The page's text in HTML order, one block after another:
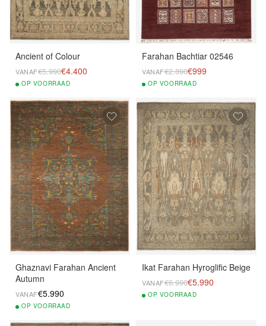
Ancient of Colour
VANAF€5.990€4.400
OP VOORRAAD
Farahan Bachtiar 02546
VANAF€2.890€999
OP VOORRAAD
Ghaznavi Farahan Ancient
Autumn
VANAF€5.990
OP VOORRAAD
Ikat Farahan Hyroglific Beige
VANAF€6.990€5.990
OP VOORRAAD